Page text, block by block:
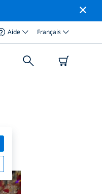
Aide Français